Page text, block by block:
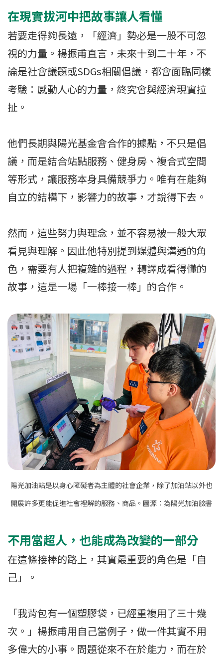
在現實拔河中把故事讓人看懂
若要走得夠長遠，「經濟」勢必是一股不可忽
視的力量。楊振甫直言，未來十到二十年，不
論是社會議題或SDGs相關倡議，都會面臨同樣
考驗：感動人心的力量，終究會與經濟現實拉
扯。
他們長期與陽光基金會合作的據點，不只是倡
議，而是結合站點服務、健身房、複合式空間
等形式，讓服務本身具備競爭力。唯有在能夠
自立的結構下，影響力的故事，才說得下去。
然而，這些努力與理念，並不容易被一般大眾
看見與理解。因此他特別提到媒體與溝通的角
色，需要有人把複雜的過程，轉譯成看得懂的
故事，這是一場「一棒接一棒」的合作。
陽光加油站是以身心障礙者為主體的社會企業，除了加油站以外也
開展許多更能促進社會裡解的服務、商品。圖源： 為陽光加油臉書
不用當超人，也能成為改變的一部分
在這條接棒的路上，其實最重要的角色是「自
己」。
「我背包有一個塑膠袋，已經重複用了三十幾
次。」楊振甫用自己當例子，做一件其實不用
多偉大的小事。問題從來不在於能力，而在於